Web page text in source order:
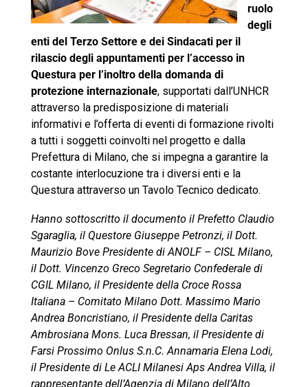
ruolo
degli
enti del Terzo Settore e dei Sindacati per il
rilascio degli appuntamenti per l’accesso in
Questura per l’inoltro della domanda di
protezione internazionale, supportati dall’UNHCR
attraverso la predisposizione di materiali
informativi e l’offerta di eventi di formazione rivolti
a tutti i soggetti coinvolti nel progetto e dalla
Prefettura di Milano, che si impegna a garantire la
costante interlocuzione tra i diversi enti e la
Questura attraverso un Tavolo Tecnico dedicato.
Hanno sottoscritto il documento il Prefetto Claudio
Sgaraglia, il Questore Giuseppe Petronzi, il Dott.
Maurizio Bove Presidente di ANOLF – CISL Milano,
il Dott. Vincenzo Greco Segretario Confederale di
CGIL Milano, il Presidente della Croce Rossa
Italiana – Comitato Milano Dott. Massimo Mario
Andrea Boncristiano, il Presidente della Caritas
Ambrosiana Mons. Luca Bressan, il Presidente di
Farsi Prossimo Onlus S.n.C. Annamaria Elena Lodi,
il Presidente di Le ACLI Milanesi Aps Andrea Villa, il
rappresentante dell’Agenzia di Milano dell’Alto